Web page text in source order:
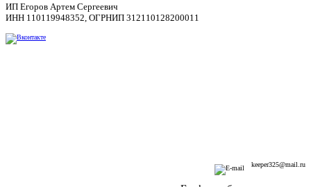
ИП Егоров Артем Сергеевич
ИНН 110119948352, ОГРНИП 312110128200011
keeper325@mail.ru